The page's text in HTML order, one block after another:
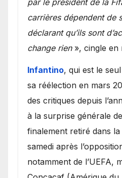
carrières dépendent de
déclarant qu’ils sont
change rien», cingle en
Infantino, qui est le
sa réélection en mars
des critiques depuis
à la surprise générale
finalement retiré dans
samedi après
notamment de l’UEFA,